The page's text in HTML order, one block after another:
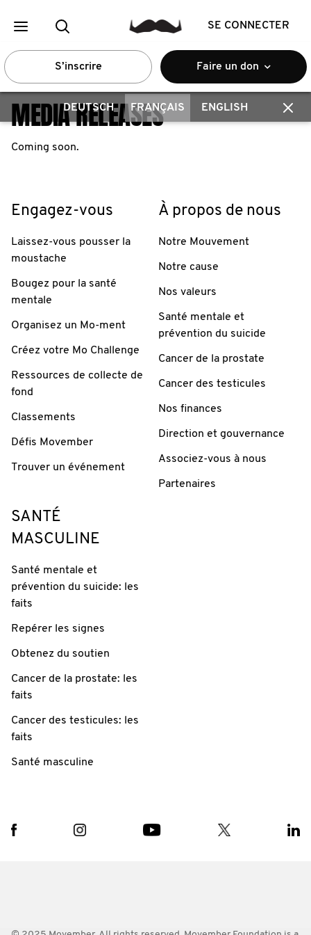
SE CONNECTER
S’inscrire Faire un don
DEUTSCH FRANÇAIS ENGLISH
MEDIA RELEASES
Coming soon.
Engagez-vous
Laissez-vous pousser la
moustache
Bougez pour la santé
mentale
Organisez un Mo-ment
Créez votre Mo Challenge
Ressources de collecte de
fond
Classements
Défis Movember
Trouver un événement
À propos de nous
Notre Mouvement
Notre cause
Nos valeurs
Santé mentale et
prévention du suicide
Cancer de la prostate
Cancer des testicules
Nos finances
Direction et gouvernance
Associez-vous à nous
Partenaires
SANTÉ
MASCULINE
Santé mentale et
prévention du suicide: les
faits
Repérer les signes
Obtenez du soutien
Cancer de la prostate: les
faits
Cancer des testicules: les
faits
Santé masculine